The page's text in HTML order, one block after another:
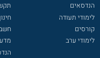
הנדסאים
לימודי תעודה
קורסים
לימודי ערב